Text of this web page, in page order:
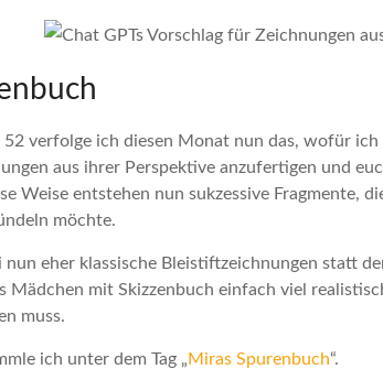
verfolge ich diesen Monat nun das, wofür
aus ihrer Perspektive anzufertigen und
Weise entstehen nun sukzessive Fragmente,
möchte.
nun eher klassische Bleistiftzeichnungen statt
Mädchen mit Skizzenbuch einfach viel
muss.
ich unter dem Tag „Miras Spurenbuch“.